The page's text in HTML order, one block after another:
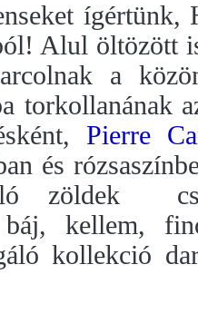
ígértünk,
Alul öltözött
a
torkollanának
Pierre
és
zöldek
báj, kellem,
kollekció